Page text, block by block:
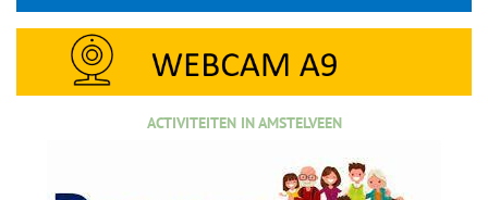
ACTIVITEITEN IN AMSTELVEEN